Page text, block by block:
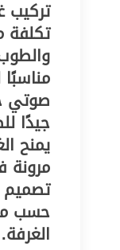
تركيب
تكلفة
صوتي
جيدًا
يمنح
تصميم
حسب
الغرفة.